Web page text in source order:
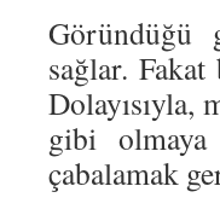
Göründüğü
sağlar.
Dolayısıyla,
gibi olmaya
çabalamak